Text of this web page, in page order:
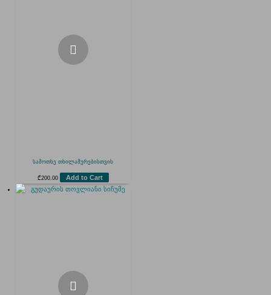
სამოთხე თხილამურებისთვის
₾200.00 Add to Cart